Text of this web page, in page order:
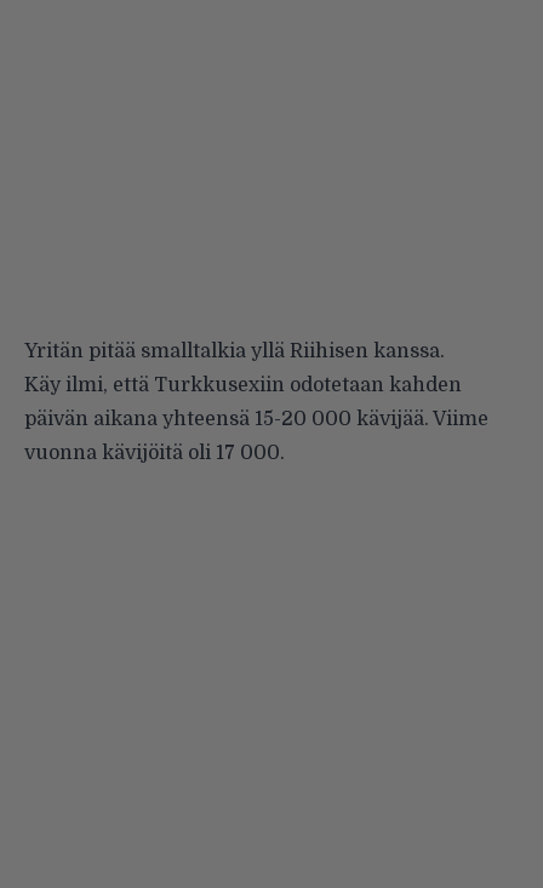
Yritän pitää smalltalkia yllä Riihisen kanssa.
Käy ilmi, että Turkkusexiin odotetaan kahden
päivän aikana yhteensä 15-20 000 kävijää. Viime
vuonna kävijöitä oli 17 000.